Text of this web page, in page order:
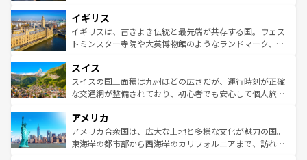
いる。シャンパンの発祥地であるランス、プロヴァンスの
香り高いラベンダー畑など、多彩な楽しみ方が可能だ。さ
らに、パリ以外の地域にも魅力が溢れており、どの街角に
れる地方に足を運ぶとそれぞれで全く異なる文化を体験で
きるだろう。 なお、新着のフランス情報はコンテンツ一覧
を参照してほしい。
顔を持つこの国は、どこを歩いても飽きることがない。ベ
ルリンの文化的活気、バイエルン州のアルプスの絶景、そ
してライン川沿いのワイン畑といった風景は必見。ビール
は、お酒好きな人にはぜひ体験してほしい。 なお、新着の
ドイツ情報はコンテンツ一覧を参照してほしい。
イギリス
イギリスは、古きよき伝統と最先端が共存する国。ウェス
トミンスター寺院や大英博物館のようなランドマーク、歴
リアごとに異なる魅力がある。また、優雅なアフタヌーン
ティー、ビール好きにはたまらない英国パブ、サッカー観
戦など、本場だからこそできる体験も豊富。イギリスを旅
ンツ一覧を参照してほしい。
スイス
スイスの国土面積は九州ほどの広さだが、運行時刻が正確
な交通網が整備されており、初心者でも安心して個人旅行
の建物がそのまま残る町や、スイスならではのユニークな
博物館もあり、アルプス観光だけでなく町歩きも満喫する
ことができる。国民の所得が高いため物価も高いが、旅行
アメリカ
アメリカ合衆国は、広大な土地と多様な文化が魅力の国。
東海岸の都市部から西海岸のカリフォルニアまで、訪れる